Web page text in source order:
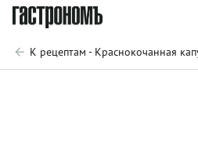
К рецептам - Краснокочанная